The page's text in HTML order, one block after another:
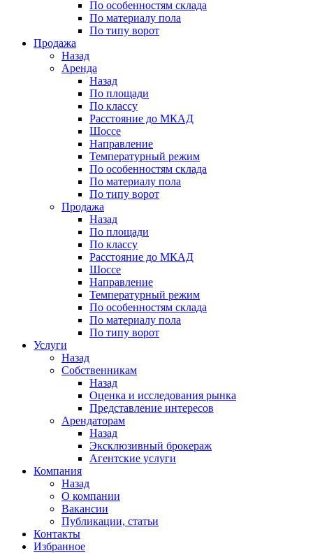
По особенностям склада
По материалу пола
По типу ворот
Продажа
Назад
Аренда
Назад
По площади
По классу
Расстояние до МКАД
Шоссе
Направление
Температурный режим
По особенностям склада
По материалу пола
По типу ворот
Продажа
Назад
По площади
По классу
Расстояние до МКАД
Шоссе
Направление
Температурный режим
По особенностям склада
По материалу пола
По типу ворот
Услуги
Назад
Собственникам
Назад
Оценка и исследования рынка
Представление интересов
Арендаторам
Назад
Эксклюзивный брокераж
Агентские услуги
Компания
Назад
О компании
Вакансии
Публикации, статьи
Контакты
Избранное